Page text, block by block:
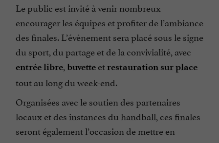
Le public est invité à venir nombreux
encourager les équipes et profiter de l’ambiance
des finales. L’évènement sera placé sous le signe
du sport, du partage et de la convivialité, avec
entrée libre, buvette et restauration sur place
tout au long du week-end.
Organisées avec le soutien des partenaires
locaux et des instances du handball, ces finales
seront également l’occasion de mettre en